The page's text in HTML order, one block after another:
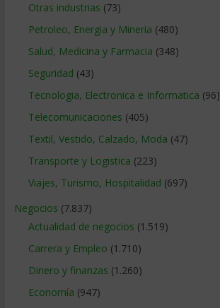
Otras industrias (73)
Petroleo, Energia y Mineria (480)
Salud, Medicina y Farmacia (348)
Seguridad (43)
Tecnologia, Electronica e Informatica (96)
Telecomunicaciones (405)
Textil, Vestido, Calzado, Moda (47)
Transporte y Logistica (223)
Viajes, Turismo, Hospitalidad (697)
Negocios (7.837)
Actualidad de negocios (1.519)
Carrera y Empleo (1.710)
Dinero y finanzas (1.260)
Economía (947)